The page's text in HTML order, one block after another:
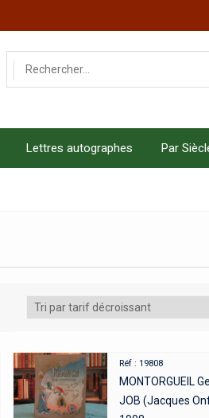
Lettres autographes Par
Réf : 19808
MONTORGUEIL
JOB (Jacques